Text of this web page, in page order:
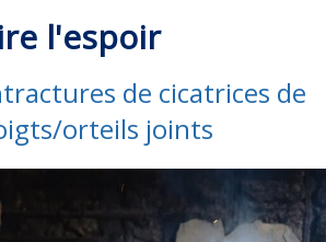
l'espoir
de cicatrices de
orteils joints